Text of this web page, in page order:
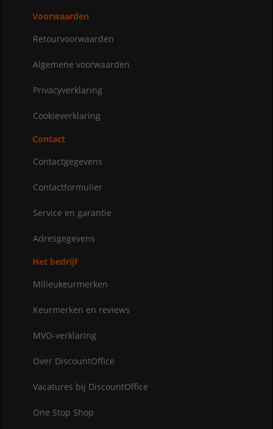
Voorwaarden
Retourvoorwaarden
Algemene voorwaarden
Privacyverklaring
Cookieverklaring
Contact
Contactgegevens
Contactformulier
Service en garantie
Adresgegevens
Het bedrijf
Milieukeurmerken
Keurmerken en reviews
MVO-verklaring
Over DiscountOffice
Vacatures bij DiscountOffice
One Stop Shop